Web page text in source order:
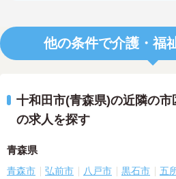
他の条件で介護・福
十和田市(青森県)の近隣の
の求人を探す
青森県
青森市 弘前市 八戸市 黒石市 五